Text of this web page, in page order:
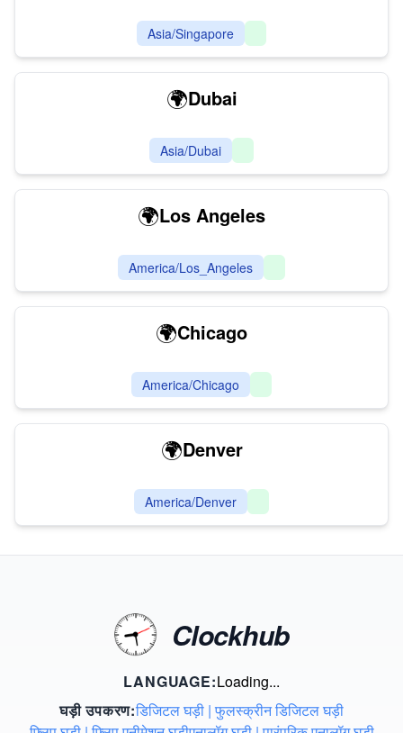
Asia/Singapore
🌍Dubai
Asia/Dubai
🌍Los Angeles
America/Los_Angeles
🌍Chicago
America/Chicago
🌍Denver
America/Denver
Clockhub
LANGUAGE:Loading...
घड़ी उपकरण:डिजिटल घड़ी | फुलस्क्रीन डिजिटल घड़ी